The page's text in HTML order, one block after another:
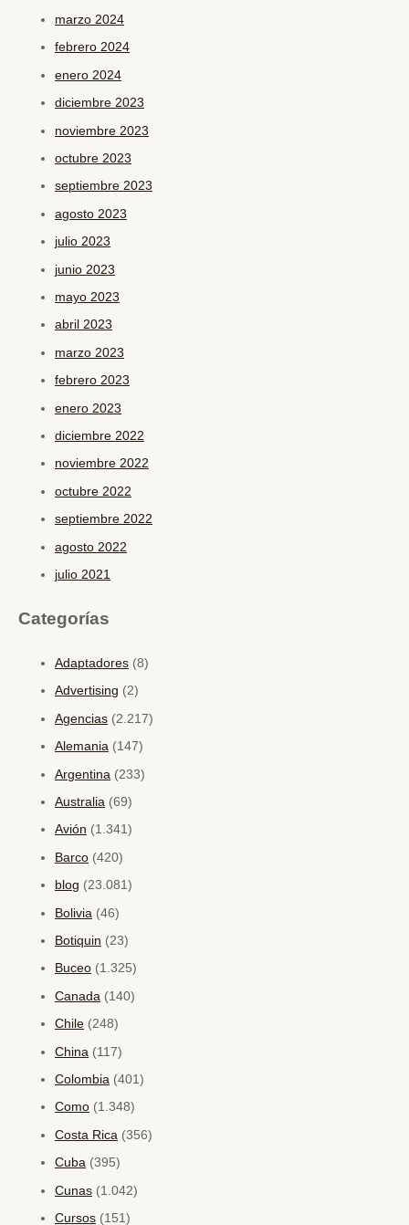
marzo 2024
febrero 2024
enero 2024
diciembre 2023
noviembre 2023
octubre 2023
septiembre 2023
agosto 2023
julio 2023
junio 2023
mayo 2023
abril 2023
marzo 2023
febrero 2023
enero 2023
diciembre 2022
noviembre 2022
octubre 2022
septiembre 2022
agosto 2022
julio 2021
Categorías
Adaptadores (8)
Advertising (2)
Agencias (2.217)
Alemania (147)
Argentina (233)
Australia (69)
Avión (1.341)
Barco (420)
blog (23.081)
Bolivia (46)
Botiquin (23)
Buceo (1.325)
Canada (140)
Chile (248)
China (117)
Colombia (401)
Como (1.348)
Costa Rica (356)
Cuba (395)
Cunas (1.042)
Cursos (151)